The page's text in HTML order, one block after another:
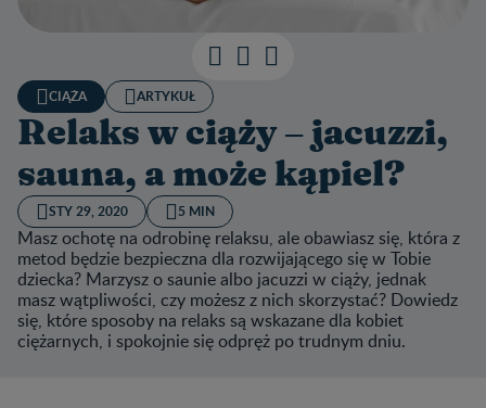
CIĄŻA ARTYKUŁ
Relaks w ciąży – jacuzzi,
sauna, a może kąpiel?
STY 29, 2020 5 MIN
Masz ochotę na odrobinę relaksu, ale obawiasz się, która z
metod będzie bezpieczna dla rozwijającego się w Tobie
dziecka? Marzysz o saunie albo jacuzzi w ciąży, jednak
masz wątpliwości, czy możesz z nich skorzystać? Dowiedz
się, które sposoby na relaks są wskazane dla kobiet
ciężarnych, i spokojnie się odpręż po trudnym dniu.